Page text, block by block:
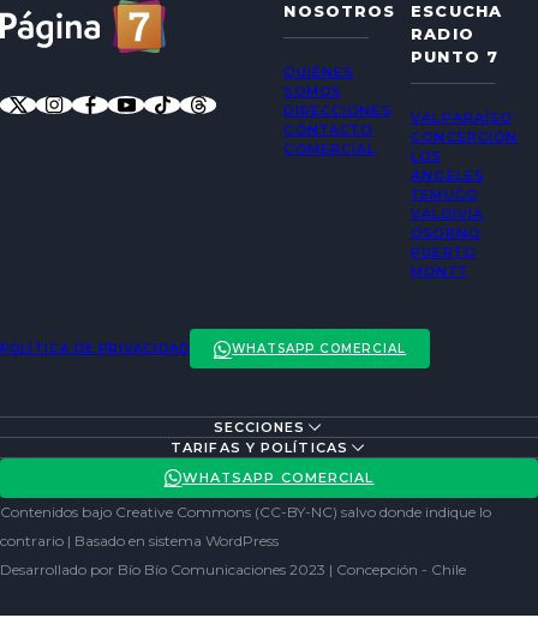
NOSOTROS
QUIÉNES
SOMOS
DIRECCIONES
CONTACTO
COMERCIAL
ESCUCHA
RADIO
PUNTO 7
VALPARAÍSO
CONCEPCIÓN
LOS
ÁNGELES
TEMUCO
VALDIVIA
OSORNO
PUERTO
MONTT
POLÍTICA DE PRIVACIDAD WHATSAPP COMERCIAL
SECCIONES
ACTUALIDAD
REDES SOCIALES
TARIFAS Y POLÍTICAS
POLÍTICA DE PRIVACIDAD
WHATSAPP COMERCIAL
Contenidos bajo Creative Commons (CC-BY-NC) salvo donde indique lo
contrario | Basado en sistema WordPress
Desarrollado por Bío Bío Comunicaciones 2023 | Concepción - Chile